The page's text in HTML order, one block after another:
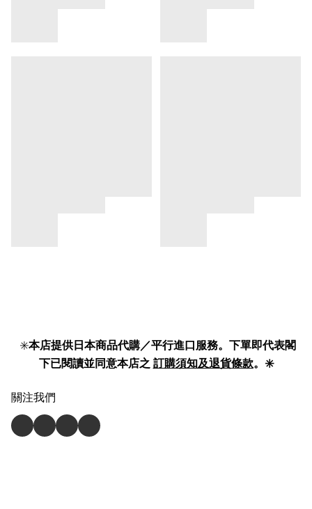
✳️本店提供日本商品代購／平行進口服務。下單即代表閣
下已閱讀並同意本店之 訂購須知及退貨條款。✳️
關注我們